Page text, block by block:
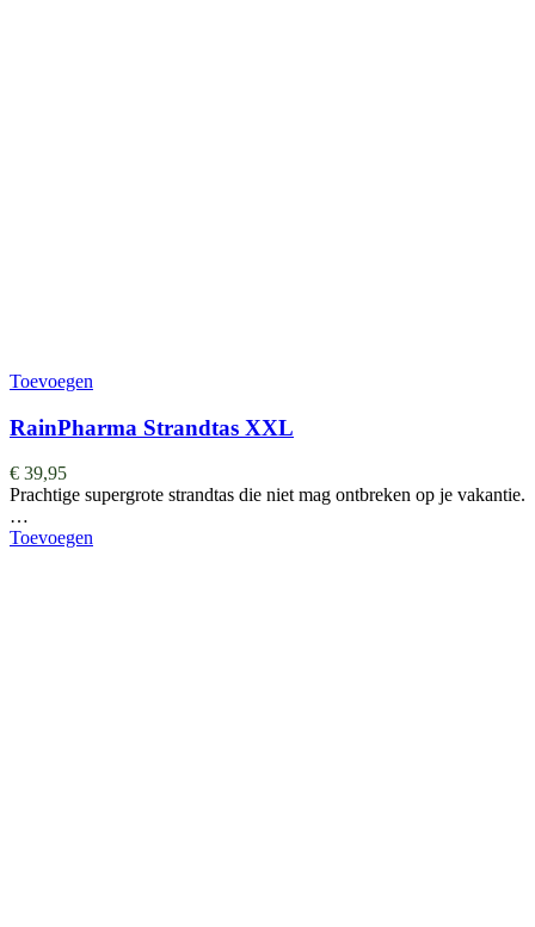
Toevoegen
RainPharma Strandtas XXL
€ 39,95
Prachtige supergrote strandtas die niet mag ontbreken op je vakantie.
…
Toevoegen